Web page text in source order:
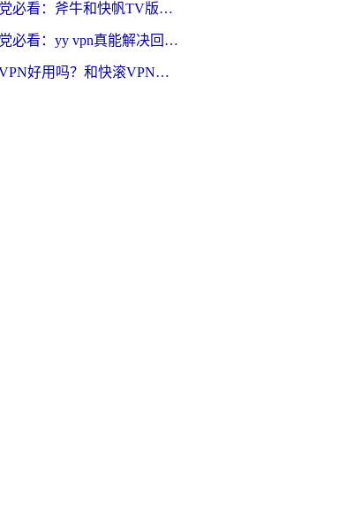
海外党必看：斧牛和快帆TV版哪个好？3分钟选对回国加速器，无缝刷B站、追热剧
海外党必看：yy vpn真能解决回国访问难题？附云极initap测评+免费方案对比
穿梭VPN好用吗？和快滚VPN对比哪个回国效果更好？海外党选回国加速器必看指南